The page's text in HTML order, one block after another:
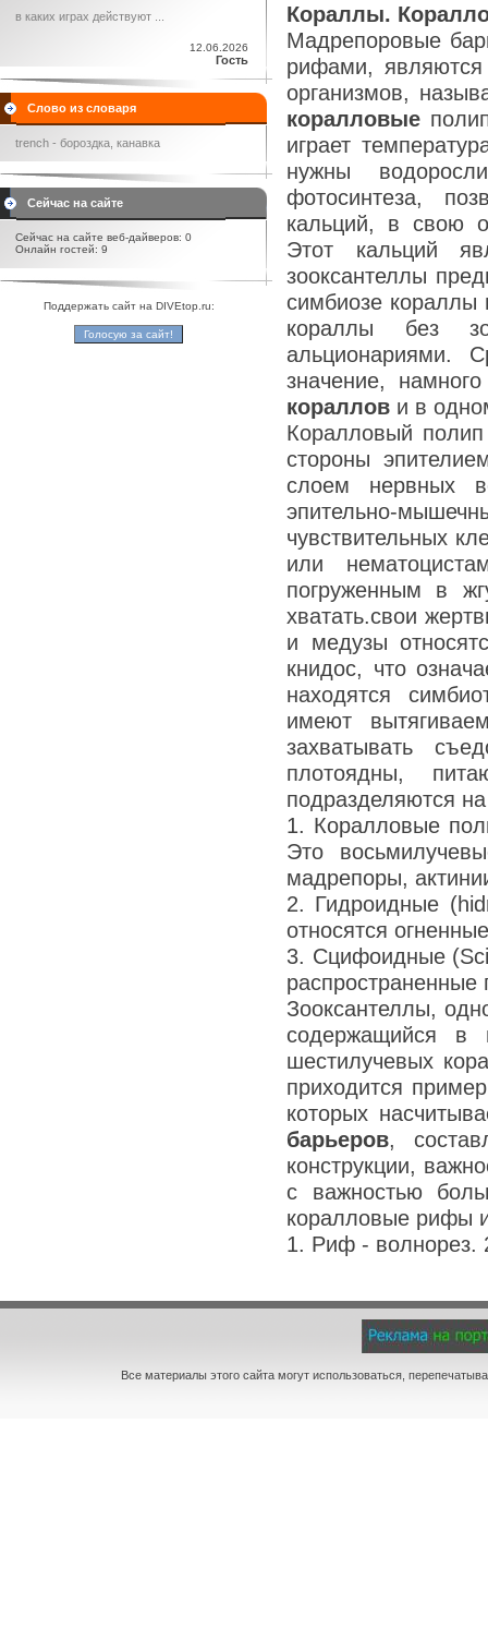
в каких играх действуют ...
12.06.2026
Гость
Слово из словаря
trench - бороздка, канавка
Сейчас на сайте
Сейчас на сайте веб-дайверов: 0
Онлайн гостей: 9
Поддержать сайт на DIVEtop.ru:
Кораллы.
Мадрепоровые
рифами, являются
организмов,
коралловые
играет
нужны
фотосинтеза,
кальций, в свою
Этот кальций
зооксантеллы
симбиозе кораллы
кораллы без
альционариями.
значение,
кораллов и в
Коралловый полип
стороны
слоем нервных
эпительно-
чувствительных
или
погруженным в
хватать.свои
и медузы
книдос, что
находятся
имеют
захватывать
плотоядны,
подразделяются
1. Коралловые
Это
мадрепоры,
2. Гидроидные
относятся
3. Сцифоидные
распространенные
Зооксантеллы,
содержащийся в
шестилучевых
приходится
которых
барьеров,
конструкции,
с важностью
коралловые рифы
1. Риф - волнорез.
Все материалы этого сайта могут использоваться,